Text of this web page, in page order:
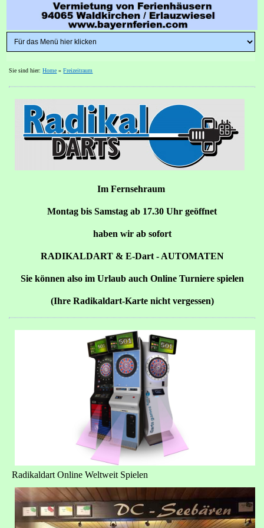
Sie sind hier:Home »Freizeitraum
Im Fernsehraum
Montag bis Samstag ab 17.30 Uhr geöffnet
haben wir ab sofort
RADIKALDART & E-Dart - AUTOMATEN
Sie können also im Urlaub auch Online Turniere spielen
(Ihre Radikaldart-Karte nicht vergessen)
Radikaldart Online Weltweit Spielen